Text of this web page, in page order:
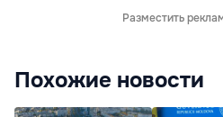
Разместить
Похожие новости